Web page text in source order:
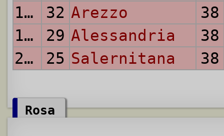
18.
32 Arezzo
38
19.
29 Alessandria
38
20.
25 Salernitana 38
Rosa